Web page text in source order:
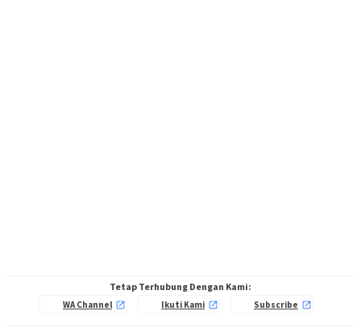
Tetap Terhubung Dengan Kami:
WA Channel Ikuti Kami Subscribe